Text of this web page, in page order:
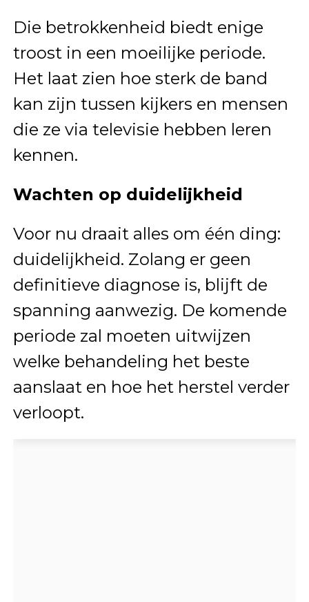
Die betrokkenheid biedt enige
troost in een moeilijke periode.
Het laat zien hoe sterk de band
kan zijn tussen kijkers en mensen
die ze via televisie hebben leren
kennen.
Wachten op duidelijkheid
Voor nu draait alles om één ding:
duidelijkheid. Zolang er geen
definitieve diagnose is, blijft de
spanning aanwezig. De komende
periode zal moeten uitwijzen
welke behandeling het beste
aanslaat en hoe het herstel verder
verloopt.